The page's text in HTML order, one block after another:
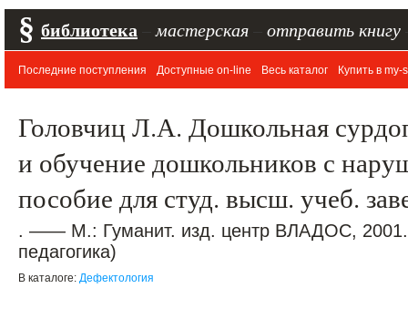
§ библиотека мастерская отправить книгу
Последние поступления Доступные on-line Весь каталог Купить в my-
Головчиц Л.А. Дошкольная
и обучение дошкольников с
пособие для студ. высш. учеб.
. —— М.: Гуманит. изд. центр ВЛАДОС,
педагогика)
В каталоге: Дефектология